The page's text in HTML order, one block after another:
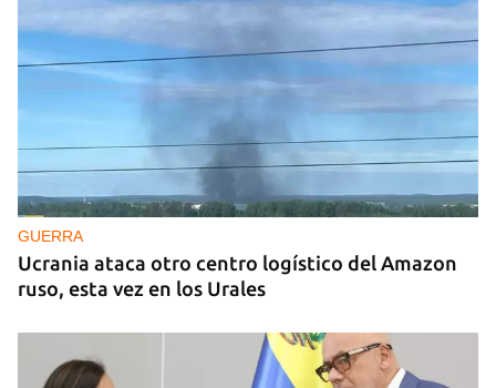
GUERRA
Ucrania ataca otro centro logístico del Amazon
ruso, esta vez en los Urales